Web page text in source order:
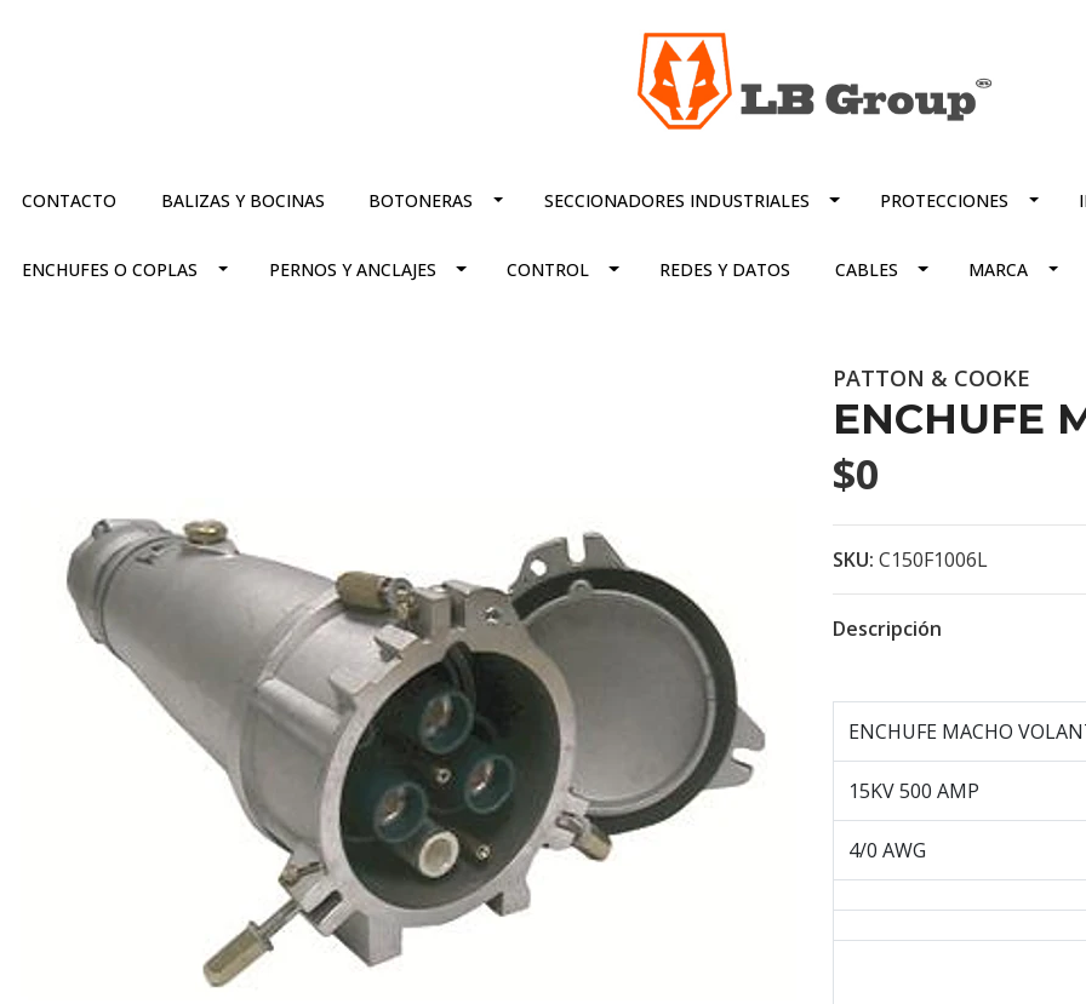
CONTACTO BALIZAS Y BOCINAS BOTONERAS SECCIONADORES INDUSTRIALES PROTECCIONES
ENCHUFES O COPLAS PERNOS Y ANCLAJES CONTROL REDES Y DATOS CABLES MARCA
PATTON & COOKE
ENCHUFE
$0
SKU: C150F1006L
Descripción
ENCHUFE MACHO
15KV 500 AMP
4/0 AWG